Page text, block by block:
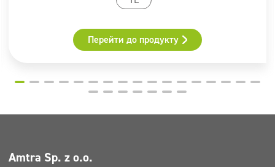
активних речовин,< 5% неіоногенних поверхнево-
реакційна маса 5-хлор-2-метил-2h-ізотіазол-3-ону та
2-метил-2h-ізотіазол-3-ону (3:1), Цитронелол, Гексил
Піктограми
Перейти до продукту
Amtra Sp. z o.o.